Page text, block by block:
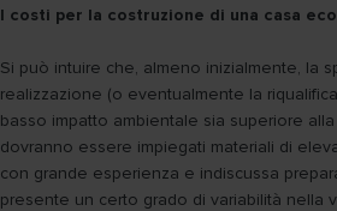
I costi per la costruzione di una casa
Si può intuire che, almeno inizialmente, la
realizzazione (o eventualmente la
basso impatto ambientale sia superiore
dovranno essere impiegati materiali di
con grande esperienza e indiscussa
presente un certo grado di variabilità nella